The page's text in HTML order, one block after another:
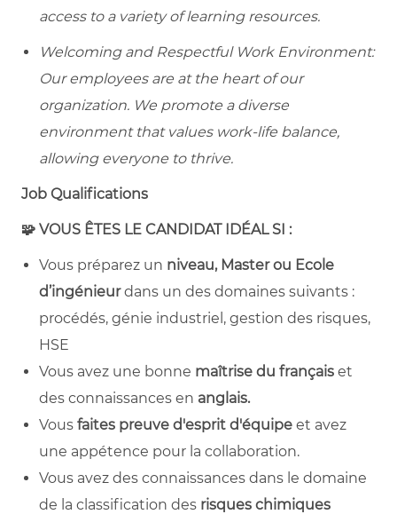
access to a variety of learning resources.
Welcoming and Respectful Work Environment:
Our employees are at the heart of our
organization. We promote a diverse
environment that values work-life balance,
allowing everyone to thrive.
Job Qualifications
🧩 VOUS ÊTES LE CANDIDAT IDÉAL SI :
Vous préparez un niveau, Master ou Ecole
d’ingénieurdans un des domaines suivants :
procédés, génie industriel, gestion des risques,
HSE
Vous avez une bonne maîtrise du français et
des connaissances en anglais.
Vous faites preuve d'esprit d'équipe et avez
une appétence pour la collaboration.
Vous avez des connaissances dans le domaine
de la classification des risques chimiques